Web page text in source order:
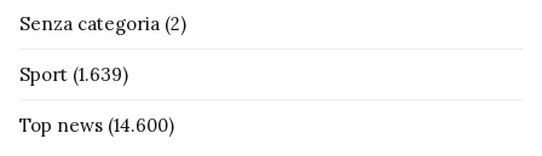
Senza categoria (2)
Sport (1.639)
Top news (14.600)